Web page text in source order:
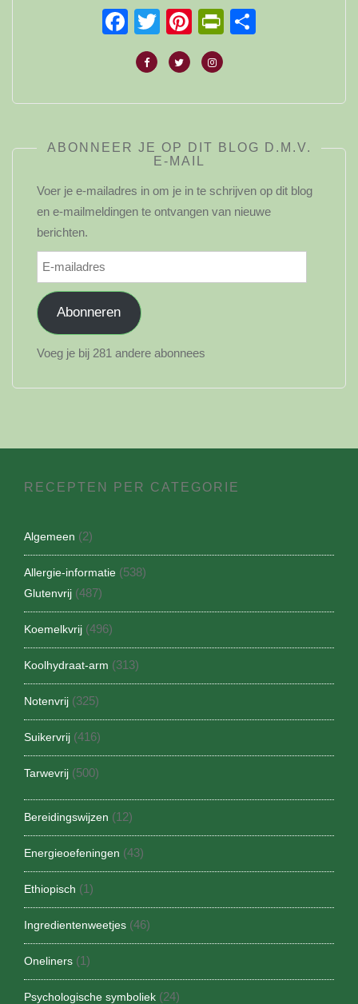
Facebook
TwitterPinterest
ABONNEER JE OP DIT BLOG D.M.V.
E-MAIL
Voer je e-mailadres in om je in te schrijven op dit blog
en e-mailmeldingen te ontvangen van nieuwe
berichten.
E-
mailadres
Abonneren
Voeg je bij 281 andere abonnees
RECEPTEN PER CATEGORIE
Algemeen (2)
Allergie-informatie (538)
Glutenvrij (487)
Koemelkvrij (496)
Koolhydraat-arm (313)
Notenvrij (325)
Suikervrij (416)
Tarwevrij (500)
Bereidingswijzen (12)
Energieoefeningen (43)
Ethiopisch (1)
Ingredientenweetjes (46)
Oneliners (1)
Psychologische symboliek (24)